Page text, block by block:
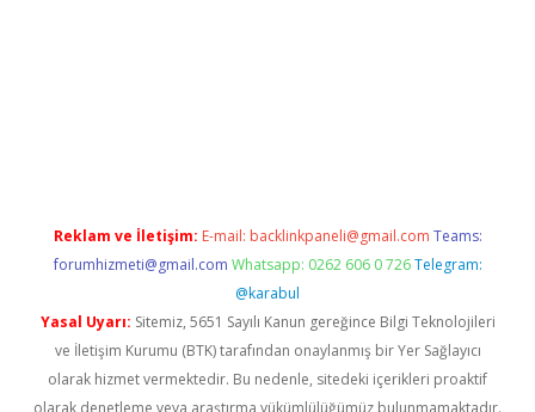
Reklam ve İletişim: E-mail: backlinkpaneli@gmail.com Teams:
forumhizmeti@gmail.com Whatsapp: 0262 606 0 726 Telegram:
@karabul
Yasal Uyarı: Sitemiz, 5651 Sayılı Kanun gereğince Bilgi Teknolojileri
ve İletişim Kurumu (BTK) tarafından onaylanmış bir Yer Sağlayıcı
olarak hizmet vermektedir. Bu nedenle, sitedeki içerikleri proaktif
olarak denetleme veya araştırma yükümlülüğümüz bulunmamaktadır.